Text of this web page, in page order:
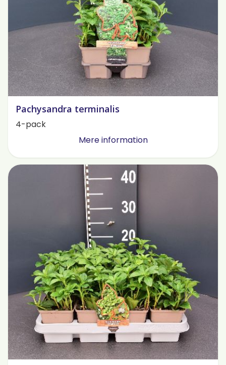
Pachysandra terminalis
4-pack
Mere information